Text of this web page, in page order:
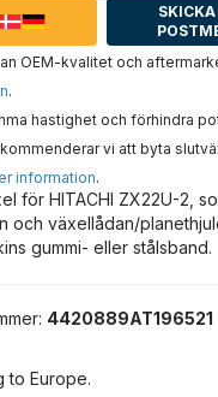
OEM-kvalitet och
.
hastighet och förhindra
vi att byta
information.
för HITACHI ZX22U-2,
och växellådan/
gummi- eller stålsband.
4420889AT196521
to Europe.